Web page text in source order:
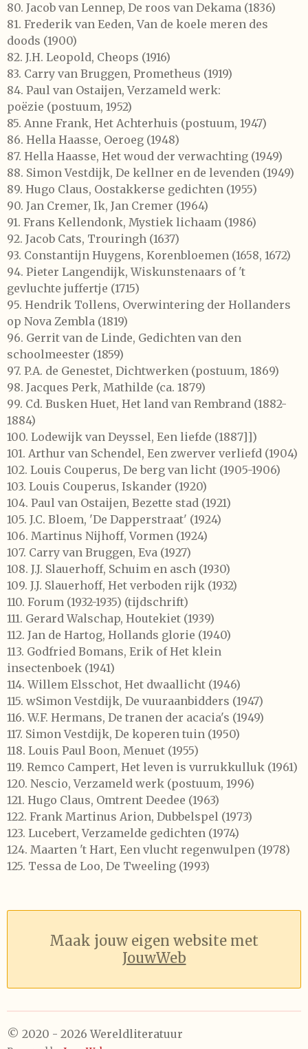
80. Jacob van Lennep, De roos van Dekama (1836)
81. Frederik van Eeden, Van de koele meren des
doods (1900)
82. J.H. Leopold, Cheops (1916)
83. Carry van Bruggen, Prometheus (1919)
84. Paul van Ostaijen, Verzameld werk:
poëzie (postuum, 1952)
85. Anne Frank, Het Achterhuis (postuum, 1947)
86. Hella Haasse, Oeroeg (1948)
87. Hella Haasse, Het woud der verwachting (1949)
88. Simon Vestdijk, De kellner en de levenden (1949)
89. Hugo Claus, Oostakkerse gedichten (1955)
90. Jan Cremer, Ik, Jan Cremer (1964)
91. Frans Kellendonk, Mystiek lichaam (1986)
92. Jacob Cats, Trouringh (1637)
93. Constantijn Huygens, Korenbloemen (1658, 1672)
94. Pieter Langendijk, Wiskunstenaars of 't
gevluchte juffertje (1715)
95. Hendrik Tollens, Overwintering der Hollanders
op Nova Zembla (1819)
96. Gerrit van de Linde, Gedichten van den
schoolmeester (1859)
97. P.A. de Genestet, Dichtwerken (postuum, 1869)
98. Jacques Perk, Mathilde (ca. 1879)
99. Cd. Busken Huet, Het land van Rembrand (1882-
1884)
100. Lodewijk van Deyssel, Een liefde (1887]])
101. Arthur van Schendel, Een zwerver verliefd (1904)
102. Louis Couperus, De berg van licht (1905-1906)
103. Louis Couperus, Iskander (1920)
104. Paul van Ostaijen, Bezette stad (1921)
105. J.C. Bloem, 'De Dapperstraat' (1924)
106. Martinus Nijhoff, Vormen (1924)
107. Carry van Bruggen, Eva (1927)
108. J.J. Slauerhoff, Schuim en asch (1930)
109. J.J. Slauerhoff, Het verboden rijk (1932)
110. Forum (1932-1935) (tijdschrift)
111. Gerard Walschap, Houtekiet (1939)
112. Jan de Hartog, Hollands glorie (1940)
113. Godfried Bomans, Erik of Het klein
insectenboek (1941)
114. Willem Elsschot, Het dwaallicht (1946)
115. wSimon Vestdijk, De vuuraanbidders (1947)
116. W.F. Hermans, De tranen der acacia's (1949)
117. Simon Vestdijk, De koperen tuin (1950)
118. Louis Paul Boon, Menuet (1955)
119. Remco Campert, Het leven is vurrukkulluk (1961)
120. Nescio, Verzameld werk (postuum, 1996)
121. Hugo Claus, Omtrent Deedee (1963)
122. Frank Martinus Arion, Dubbelspel (1973)
123. Lucebert, Verzamelde gedichten (1974)
124. Maarten 't Hart, Een vlucht regenwulpen (1978)
125. Tessa de Loo, De Tweeling (1993)
Maak jouw eigen website met
JouwWeb
© 2020 - 2026 Wereldliteratuur